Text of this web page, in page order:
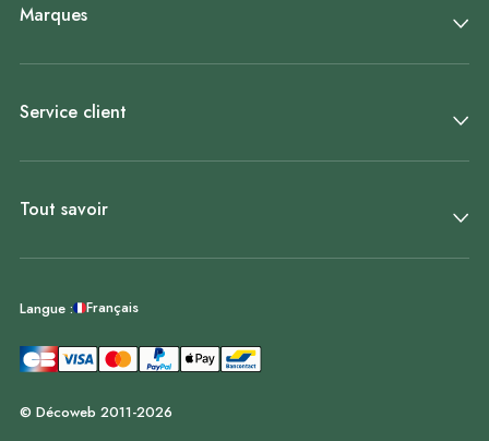
Marques
Service client
Tout savoir
Langue : Français
© Décoweb 2011-2026